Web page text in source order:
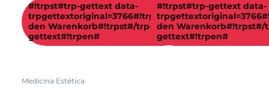
#!trpst#trp-gettext data-
trpgettextoriginal=3766#!trpen#In
den Warenkorb#!trpst#/trp-
gettext#!trpen#
#!trpst#trp-gettext data-
den Warenkorb#!trpst#/
gettext#!trpen#
Medicina Estética